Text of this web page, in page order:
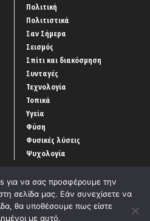
Πολιτική
Πολιτιστικά
Σαν Σήμερα
Σεισμός
Σπίτι και διακόσμηση
Συνταγές
Τεχνολογία
Τοπικά
Υγεία
Φύση
Φυσικές λύσεις
Ψυχολογία
για να σας προσφέρουμε την
σελίδα μας. Εάν συνεχίσετε να
θα υποθέσουμε πως είστε
με αυτό.